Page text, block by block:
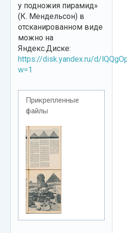
у подножия пирамид»
(К. Мендельсон) в
отсканированном виде
можно на
Яндекс.Диске:
https://disk.yandex.ru/d/
w=1
Прикрепленные
файлы